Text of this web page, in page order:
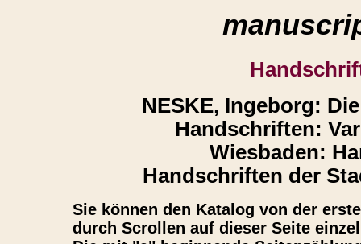
NESKE, Ingeborg:
Handschriften:
Wiesbaden:
Handschriften der
Sie können den Katalog von der
durch Scrollen auf dieser Seite